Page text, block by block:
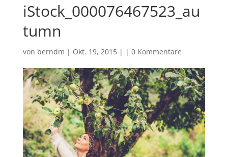
iStock_000076467523_au
tumn
von berndm | Okt. 19, 2015 | | 0 Kommentare